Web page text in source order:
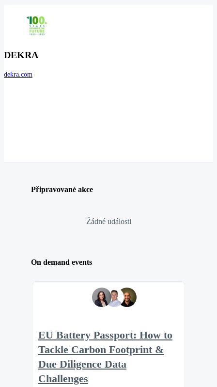
DEKRA
dekra.com
Připravované akce
Žádné události
On demand events
EU Battery Passport: How to
Tackle Carbon Footprint &
Due Diligence Data
Challenges